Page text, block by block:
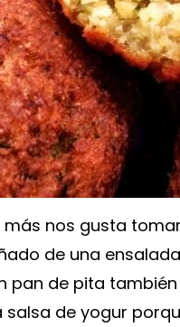
nos gusta
de una
pan de pita
salsa de yogur